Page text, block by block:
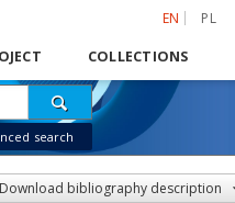
EN PL
COLLECTIONS
search
Download bibliography description